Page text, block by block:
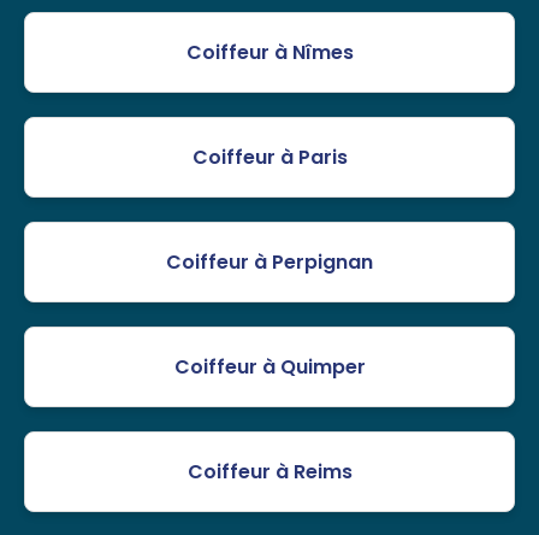
Coiffeur à Nîmes
Coiffeur à Paris
Coiffeur à Perpignan
Coiffeur à Quimper
Coiffeur à Reims